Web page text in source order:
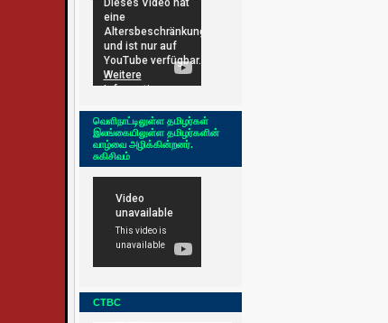
வெளிநாட்டிலுள்ள தமிழர்கள்
இலங்கையிலுள்ள தமிழர்களின்
வாழ்வை அழிக்கின்றனர்.
சுகிசிவம்
CTBC